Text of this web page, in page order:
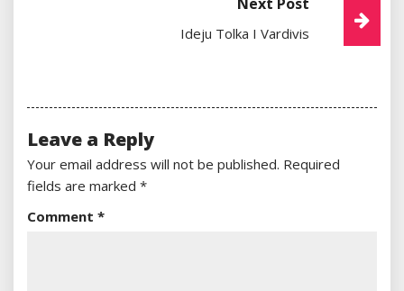
Ideju Tolka I Vardivis
Leave a Reply
Your email address will not be published. Required
fields are marked *
Comment *